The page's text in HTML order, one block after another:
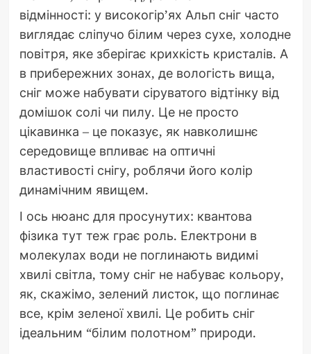
відмінності: у високогір’ях Альп сніг часто
виглядає сліпучо білим через сухе, холодне
повітря, яке зберігає крихкість кристалів. А
в прибережних зонах, де вологість вища,
сніг може набувати сіруватого відтінку від
домішок солі чи пилу. Це не просто
цікавинка – це показує, як навколишнє
середовище впливає на оптичні
властивості снігу, роблячи його колір
динамічним явищем.
І ось нюанс для просунутих: квантова
фізика тут теж грає роль. Електрони в
молекулах води не поглинають видимі
хвилі світла, тому сніг не набуває кольору,
як, скажімо, зелений листок, що поглинає
все, крім зеленої хвилі. Це робить сніг
ідеальним “білим полотном” природи.